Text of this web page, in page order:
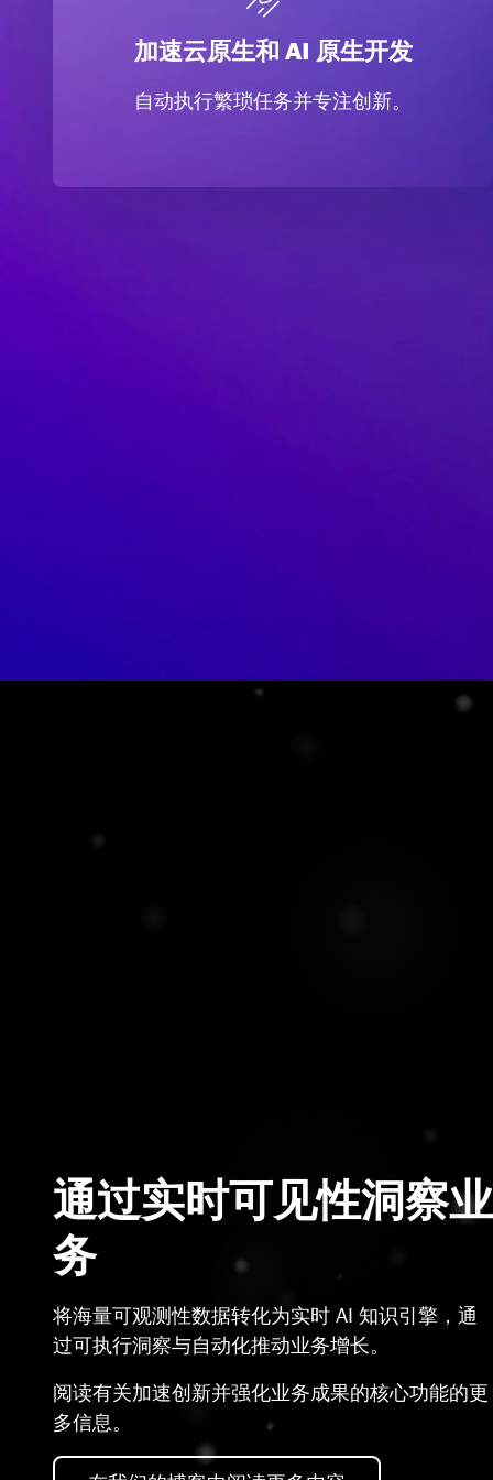
加速云原生和 AI 原生开发
自动执行繁琐任务并专注创新。
通过实时可见性洞察业
务
将海量可观测性数据转化为实时 AI 知识引擎，通
过可执行洞察与自动化推动业务增长。
阅读有关加速创新并强化业务成果的核心功能的更
多信息。